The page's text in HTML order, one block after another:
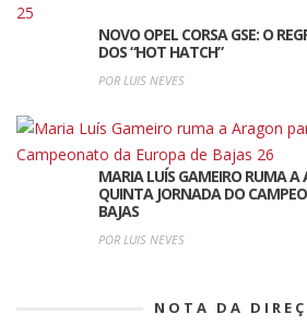
NOVO OPEL CORSA GSE: O
DOS “HOT HATCH”
POR LUIS NEVES
MARIA LUÍS GAMEIRO RUMA A
QUINTA JORNADA DO
BAJAS
POR LUIS NEVES
NOTA DA